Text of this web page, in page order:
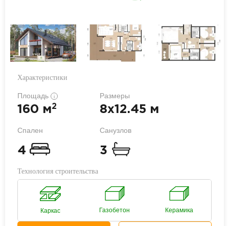
Характеристики
Площадь i
160 м2
Размеры
8x12.45 м
Спален
4
Санузлов
3
Технология строительства
Каркас Газобетон Керамика